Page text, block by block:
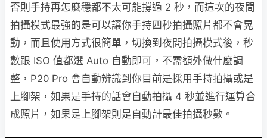
否則手持再怎麼穩都不太可能撐過 2 秒，而這次的夜間
拍攝模式最強的是可以讓你手持四秒拍攝照片都不會晃
動，而且使用方式很簡單，切換到夜間拍攝模式後，秒
數跟 ISO 值都選 Auto 自動即可，不需額外做什麼調
整，P20 Pro 會自動辨識到你目前是採用手持拍攝或是
上腳架，如果是手持的話會自動拍攝 4 秒並進行運算合
成照片，如果是上腳架則是自動計最佳拍攝秒數。